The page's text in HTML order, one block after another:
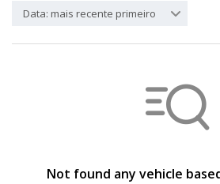
Data: mais recente primeiro
Not found any vehicle